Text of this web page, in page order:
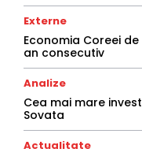
Externe
Economia Coreei
an consecutiv
Analize
Cea mai mare
Sovata
Actualitate